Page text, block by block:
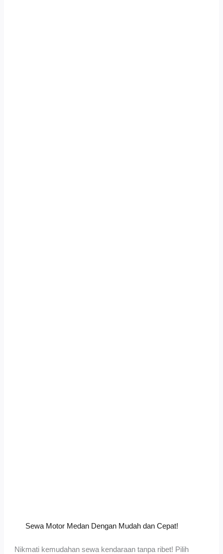
Sewa Motor Medan Dengan Mudah dan Cepat!
Nikmati kemudahan sewa kendaraan tanpa ribet! Pilih